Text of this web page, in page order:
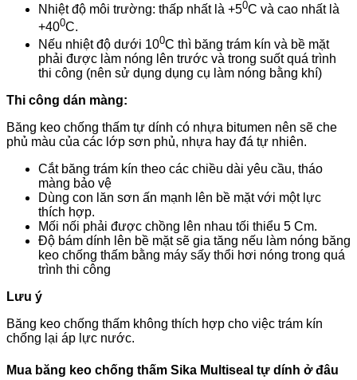
Nhiệt độ môi trường: thấp nhất là +50C và cao nhất là
+400C.
Nếu nhiệt độ dưới 100C thì băng trám kín và bề mặt
phải được làm nóng lên trước và trong suốt quá trình
thi công (nên sử dụng dụng cụ làm nóng bằng khí)
Thi công dán màng:
Băng keo chống thấm tự dính có nhựa bitumen nên sẽ che
phủ màu của các lớp sơn phủ, nhựa hay đá tự nhiên.
Cắt băng trám kín theo các chiều dài yêu cầu, tháo
màng bảo vệ
Dùng con lăn sơn ấn mạnh lên bề mặt với một lực
thích hợp.
Mối nối phải được chồng lên nhau tối thiểu 5 Cm.
Độ bám dính lên bề mặt sẽ gia tăng nếu làm nóng băng
keo chống thấm bằng máy sấy thổi hơi nóng trong quá
trình thi công
Lưu ý
Băng keo chống thấm không thích hợp cho việc trám kín
chống lại áp lực nước.
Mua băng keo chống thấm Sika Multiseal tự dính ở đâu